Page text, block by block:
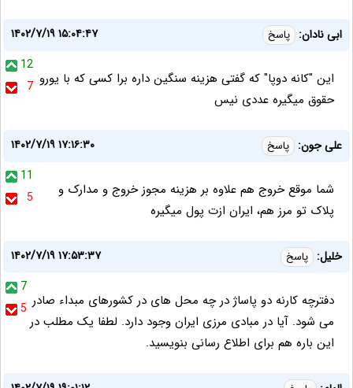
ابی نادان: پاسخ
۱۴۰۲/۷/۱۹ ۱۵:۰۴:۴۷
12
7 این "کانه دوپا" که گفتی هزینه سنگین داره برا کسی که با یورو
حقوق میگیره عددی نیس
علی جون: پاسخ
۱۴۰۲/۷/۱۹ ۱۷:۱۶:۳۰
11
5
شما موقع خروج هم علاوه بر هزینه مجوز خروج و مدارک و
پلاک تو مرز هم، ایران ازت پول میگیره
خلیل: پاسخ
۱۴۰۲/۷/۱۹ ۱۷:۵۳:۳۷
7
5 دفترچه کارنه دو پاساژ در چه محل های در کشورهای مبداء صادر
می شود. آیا در مبادی مرزی ایران وجود دارد. لطفا یک مطلب در
این باره هم برای اطلاع رسانی بنویسید.